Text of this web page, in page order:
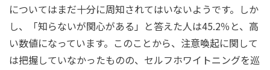
についてはまだ⼗分に周知されてはいないようです。しか
し、「知らないが関⼼がある」と答えた⼈は45.2％と、⾼
い数値になっています。このことから、注意喚起に関して
は把握していなかったものの、セルフホワイトニングを巡